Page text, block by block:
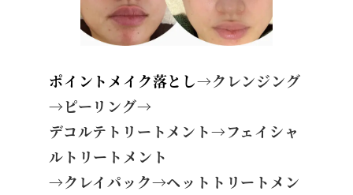
ポイントメイク落とし→クレンジング
→ピーリング→
デコルテトリートメント→フェイシャ
ルトリートメント
→クレイパック→ヘットトリートメン